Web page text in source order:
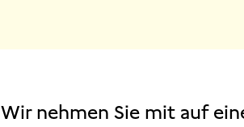
Wir nehmen Sie mit auf